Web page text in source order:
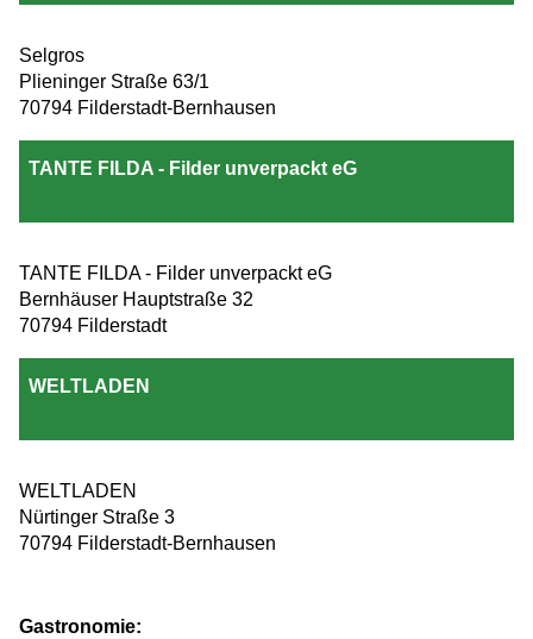
Selgros
Plieninger Straße 63/1
70794 Filderstadt-Bernhausen
TANTE FILDA - Filder unverpackt eG
TANTE FILDA - Filder unverpackt eG
Bernhäuser Hauptstraße 32
70794 Filderstadt
WELTLADEN
WELTLADEN
Nürtinger Straße 3
70794 Filderstadt-Bernhausen
Gastronomie: